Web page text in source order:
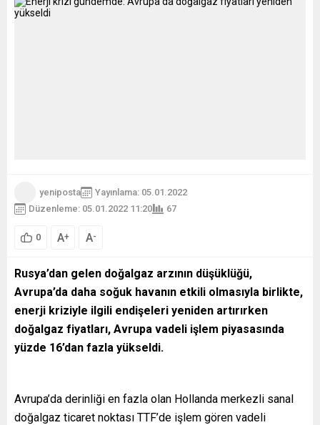
yeniposta
Yayınlama: 05.01.2022
Düzenleme: 05.01.2022 11:20
67
0 A+ A-
Rusya’dan gelen doğalgaz arzının düşüklüğü,
Avrupa’da daha soğuk havanın etkili olmasıyla birlikte,
enerji kriziyle ilgili endişeleri yeniden artırırken
doğalgaz fiyatları, Avrupa vadeli işlem piyasasında
yüzde 16’dan fazla yükseldi.
Avrupa’da derinliği en fazla olan Hollanda merkezli sanal
doğalgaz ticaret noktası TTF’de işlem gören vadeli